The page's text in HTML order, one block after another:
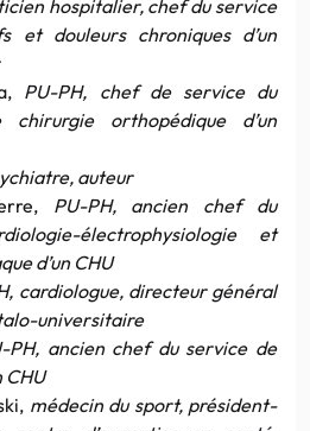
hospitalier, chef du service
et douleurs chroniques d’un
PU-PH, chef de service du
chirurgie orthopédique d’un
auteur
PU-PH, ancien chef du
électrophysiologie et
d’un CHU
cardiologue, directeur général
universitaire
PH, ancien chef du service de
CHU
médecin du sport, président-